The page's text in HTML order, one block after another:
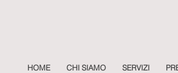
HOME CHI SIAMO SERVIZI